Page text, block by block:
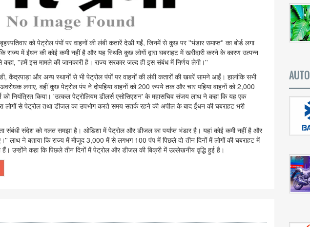
को पेट्रोल पंपों पर वाहनों की लंबी कतारें देखी गईं, जिनमें से कुछ पर ''भंडार समाप्त'' का बोर्ड लगा
राज्य में ईंधन की कोई कमी नहीं है और यह स्थिति कुछ लोगों द्वारा घबराहट में खरीदारी करने के कारण उत्पन्न
''हमें इस मामले की जानकारी है। राज्य सरकार जल्द ही इस संबंध में निर्णय लेगी।''
केंद्रपाड़ा और अन्य स्थानों से भी पेट्रोल पंपों पर वाहनों की लंबी कतारों की खबरें सामने आईं। हालांकि सभी
लगाए, वहीं कुछ पेट्रोल पंप ने दोपहिया वाहनों को 200 रुपये तक और चार पहिया वाहनों को 2,000
नियंत्रित किया। 'उत्कल पेट्रोलियम डीलर्स एसोसिएशन' के महासचिव संजय लाथ ने कहा कि यह एक
लोगों से पेट्रोल तथा डीजल का उपभोग करते समय सतर्क रहने की अपील के बाद ईंधन की घबराहट भरी
संबंधी संदेश को गलत समझा है। ओडिशा में पेट्रोल और डीजल का पर्याप्त भंडार है। यहां कोई कमी नहीं है और
लाथ ने बताया कि राज्य में मौजूद 3,000 में से लगभग 100 पंप में पिछले दो-तीन दिनों में लोगों की घबराहट में
उन्होंने कहा कि पिछले तीन दिनों में पेट्रोल और डीजल की बिक्री में उल्लेखनीय वृद्धि हुई है।